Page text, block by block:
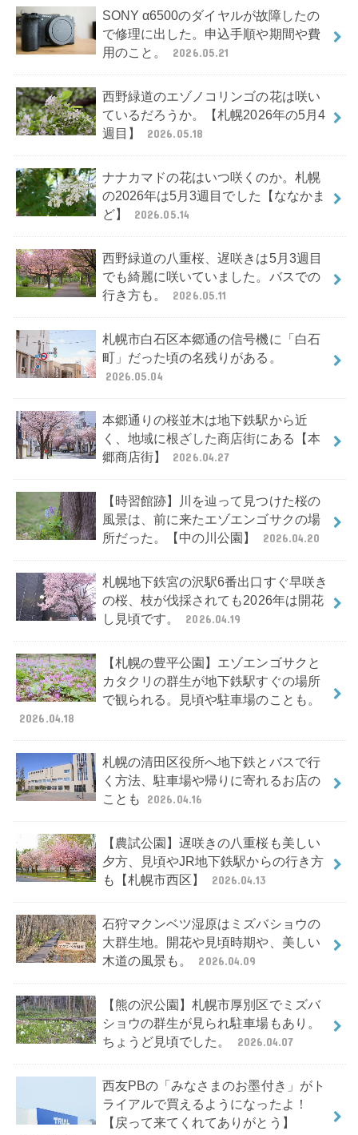
SONY α6500のダイヤルが故障したの
で修理に出した。申込手順や期間や費
用のこと。
2026.05.21
西野緑道のエゾノコリンゴの花は咲い
ているだろうか。【札幌2026年の5月4
週目】
2026.05.18
ナナカマドの花はいつ咲くのか。札幌
の2026年は5月3週目でした【ななかま
ど】
2026.05.14
西野緑道の八重桜、遅咲きは5月3週目
でも綺麗に咲いていました。バスでの
行き方も。
2026.05.11
札幌市白石区本郷通の信号機に「白石
町」だった頃の名残りがある。
2026.05.04
本郷通りの桜並木は地下鉄駅から近
く、地域に根ざした商店街にある【本
郷商店街】
2026.04.27
【時習館跡】川を辿って見つけた桜の
風景は、前に来たエゾエンゴサクの場
所だった。【中の川公園】
2026.04.20
札幌地下鉄宮の沢駅6番出口すぐ早咲き
の桜、枝が伐採されても2026年は開花
し見頃です。
2026.04.19
【札幌の豊平公園】エゾエンゴサクと
カタクリの群生が地下鉄駅すぐの場所
で観られる。見頃や駐車場のことも。
2026.04.18
札幌の清田区役所へ地下鉄とバスで行
く方法、駐車場や帰りに寄れるお店の
ことも
2026.04.16
【農試公園】遅咲きの八重桜も美しい
夕方、見頃やJR地下鉄駅からの行き方
も【札幌市西区】
2026.04.13
石狩マクンベツ湿原はミズバショウの
大群生地。開花や見頃時期や、美しい
木道の風景も。
2026.04.09
【熊の沢公園】札幌市厚別区でミズバ
ショウの群生が見られ駐車場もあり。
ちょうど見頃でした。
2026.04.07
西友PBの「みなさまのお墨付き」がト
ライアルで買えるようになったよ！
【戻って来てくれてありがとう】